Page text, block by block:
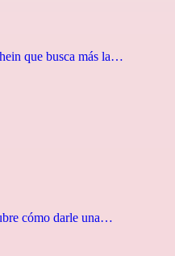
que busca más la…
cómo darle una…